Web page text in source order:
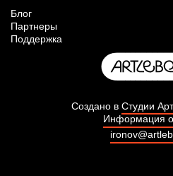
Блог
Партнеры
Поддержка
Создано в Студии
Информация о